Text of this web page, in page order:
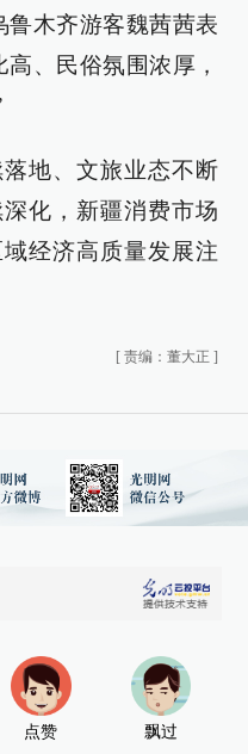
鲁木齐游客魏茜茜表
、民俗氛围浓厚，
地、文旅业态不断
化，新疆消费市场
经济高质量发展注
[ 责编：董大正 ]
点赞 飘过